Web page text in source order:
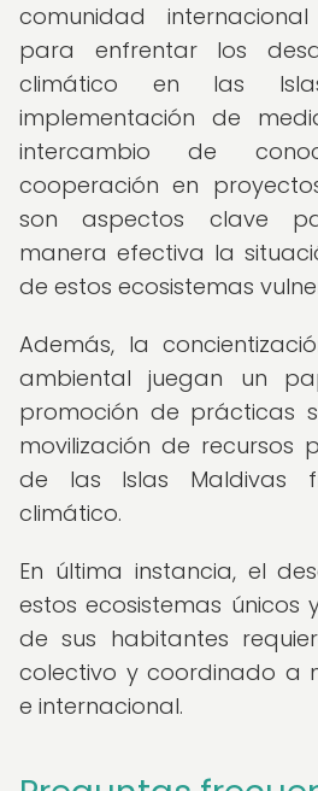
comunidad
para enfrentar los
climático en las
implementación de
intercambio de
cooperación en
son aspectos clave
manera efectiva la
de estos ecosistemas
Además, la
ambiental juegan un
promoción de prácticas
movilización de recursos
de las Islas Maldivas
climático.
En última instancia, el
estos ecosistemas
de sus habitantes
colectivo y coordinado a
e internacional.